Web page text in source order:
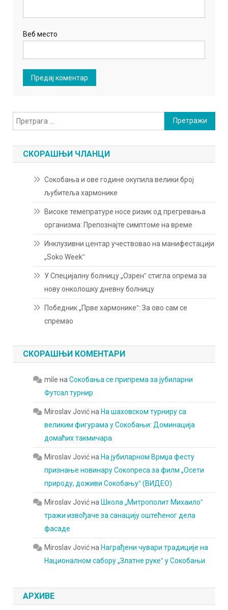
Веб место
Претрага
за:
СКОРАШЊИ ЧЛАНЦИ
Сокобања и ове године окупила велики број
љубитеља хармонике
Високе темепратуре носе ризик од прегревања
организма: Препознајте симптоме на време
Инклузивни центар учествовао на манифестацији
„Soko Weekˮ
У Специјалну болницу „Озренˮ стигла опрема за
нову онколошку дневну болницу
Победник „Прве хармоникеˮ: За ово сам се
спремао
СКОРАШЊИ КОМЕНТАРИ
mile наСокобања се припрема за јубиларни
Футсал турнир
Miroslav Jovićна На шаховском турниру са
великим фигурама у Сокобањи: Доминација
домаћих такмичара
Miroslav Jovićна На јубиларном Врмџа фесту
признање новинару Сокопреса за филм „Осети
природу, доживи Сокобањуˮ (ВИДЕО)
Miroslav Jovićна Школа „Митрополит Михаилоˮ
тражи извођаче за санацију оштећеног дела
фасаде
Miroslav Jovićна Награђени чувари традиције на
Националном сабору „Златне рукеˮ у Сокобањи
АРХИВЕ